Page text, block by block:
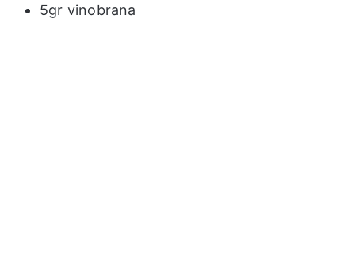
5gr vinobrana